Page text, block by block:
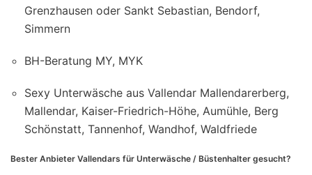
Grenzhausen oder Sankt Sebastian, Bendorf,
Simmern
BH-Beratung MY, MYK
Sexy Unterwäsche aus Vallendar Mallendarerberg,
Mallendar, Kaiser-Friedrich-Höhe, Aumühle, Berg
Schönstatt, Tannenhof, Wandhof, Waldfriede
Bester Anbieter Vallendars für Unterwäsche / Büstenhalter gesucht?